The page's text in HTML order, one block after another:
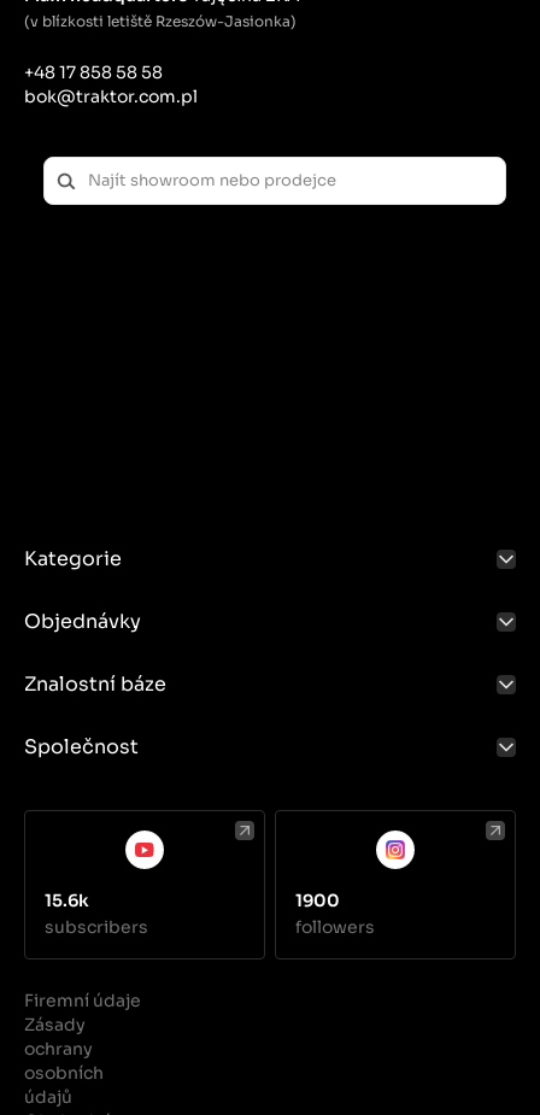
(v blízkosti letiště Rzeszów-Jasionka)
+48 17 858 58 58
bok@traktor.com.pl
Kategorie
Objednávky
Znalostní báze
Společnost
15.6k
subscribers
1900
followers
Firemní údaje
Zásady
ochrany
osobních
údajů